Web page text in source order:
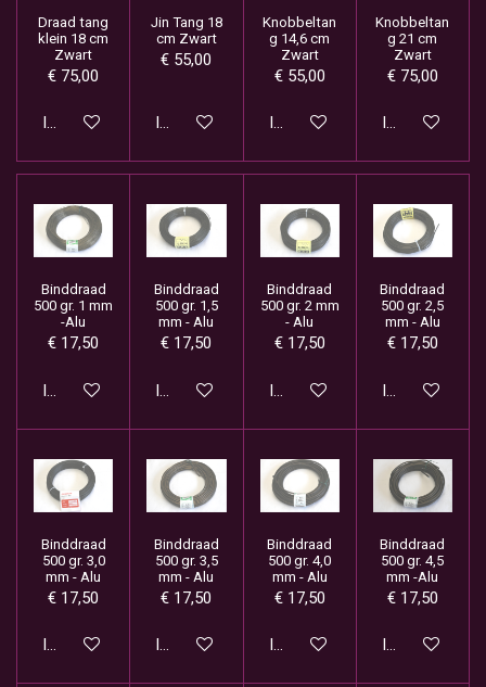
Draad tang
klein 18 cm
Zwart
€ 75,00
In winkelwagen
Jin Tang 18
cm Zwart
€ 55,00
In winkelwagen
Knobbeltan
g 14,6 cm
Zwart
€ 55,00
In winkelwagen
Knobbeltan
g 21 cm
Zwart
€ 75,00
In
Binddraad
500 gr. 1 mm
-Alu
€ 17,50
In winkelwagen
Binddraad
500 gr. 1,5
mm - Alu
€ 17,50
In winkelwagen
Binddraad
500 gr. 2 mm
- Alu
€ 17,50
In winkelwagen
Binddraad
500 gr. 2,5
mm - Alu
€ 17,50
In
Binddraad
500 gr. 3,0
mm - Alu
€ 17,50
In winkelwagen
Binddraad
500 gr. 3,5
mm - Alu
€ 17,50
In winkelwagen
Binddraad
500 gr. 4,0
mm - Alu
€ 17,50
In winkelwagen
Binddraad
500 gr. 4,5
mm -Alu
€ 17,50
In